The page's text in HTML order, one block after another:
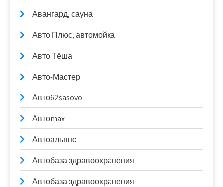
Авангард, сауна
Авто Плюс, автомойка
Авто Тёша
Авто-Мастер
Авто62sasovo
Автоmax
Автоальянс
Автобаза здравоохранения
Автобаза здравоохранения